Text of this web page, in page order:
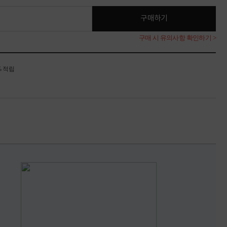
구매하기
구매 시 유의사항 확인하기 >
적립